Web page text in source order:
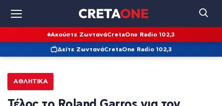
Ακούστε ΖωντανάCretaOne Radio 102,3
Δείτε ΖωντανάCretaOne Radio 102,3
ΑΘΛΗΤΙΚΆ